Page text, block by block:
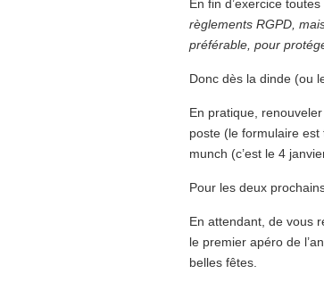
En fin d’exercice
règlements RGPD,
préférable, pour
Donc dès la dinde (ou
En pratique,
poste (le formulaire est
munch (c’est le 4
Pour les deux
En attendant, de vous
le premier apéro de
belles fêtes.